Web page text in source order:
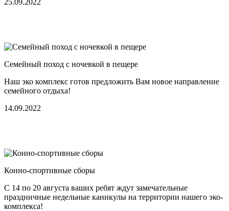
Семейный поход с ночевкой в пещере
Наш эко комплекс готов предложить Вам новое направление
семейного отдыха!
14.09.2022
Конно-спортивные сборы
С 14 по 20 августа ваших ребят ждут замечательные
праздничные недельные каникулы на территории нашего эко-
комплекса!